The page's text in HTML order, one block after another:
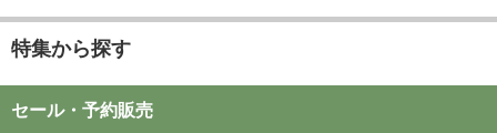
特集から探す
セール・予約販売